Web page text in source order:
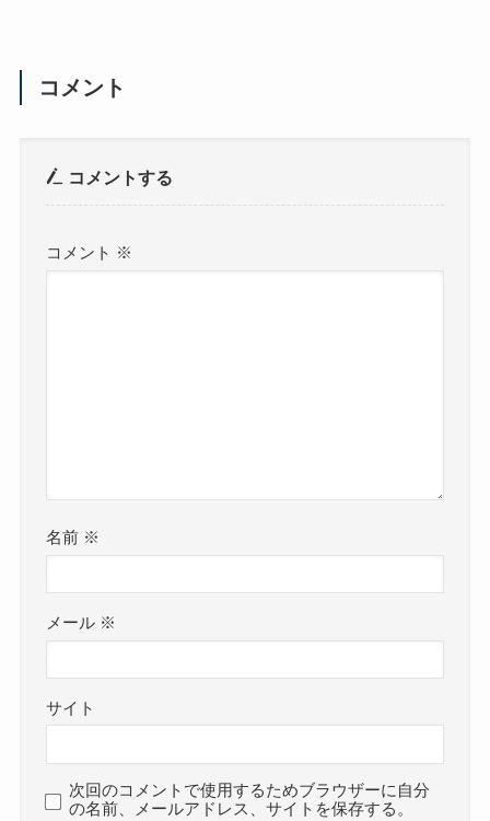
コメント
コメントする
コメント ※
名前 ※
メール ※
サイト
次回のコメントで使用するためブラウザーに自分
の名前、メールアドレス、サイトを保存する。